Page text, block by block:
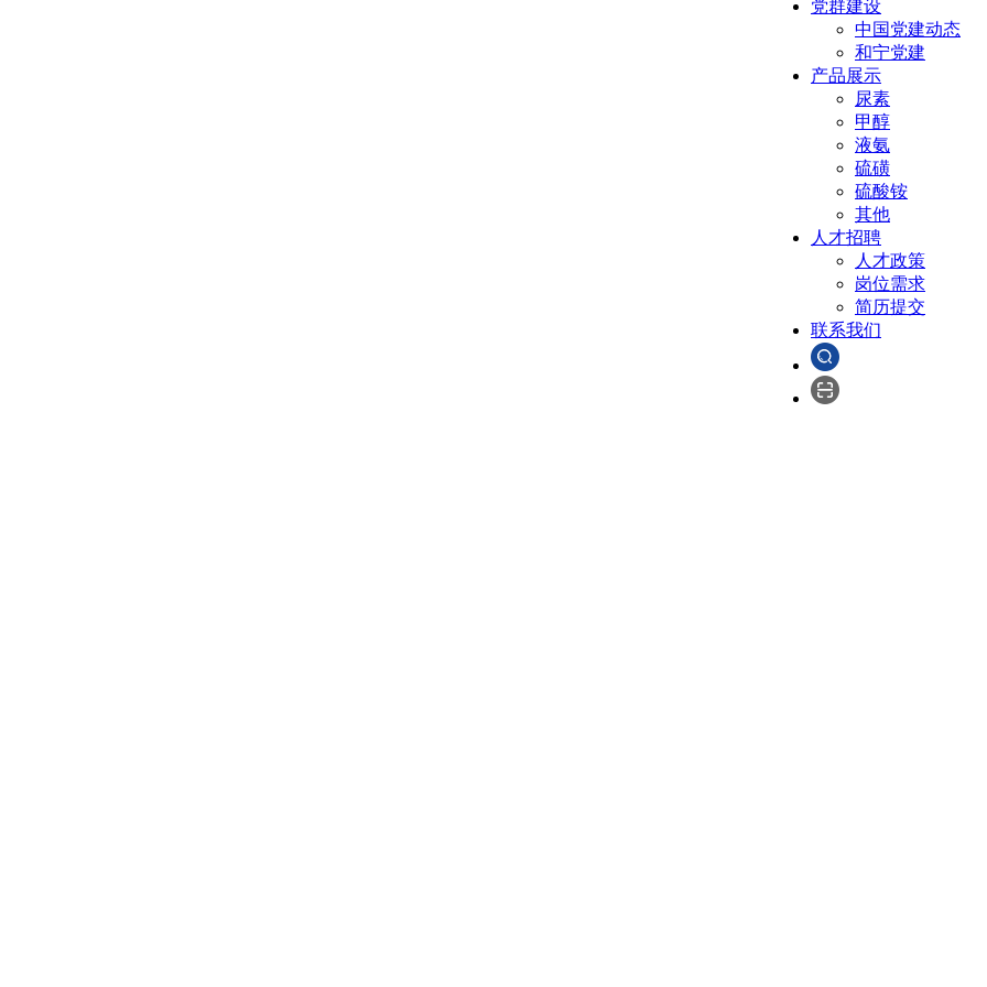
党群建设
中国党建动态
和宁党建
产品展示
尿素
甲醇
液氨
硫磺
硫酸铵
其他
人才招聘
人才政策
岗位需求
简历提交
联系我们